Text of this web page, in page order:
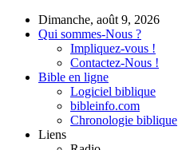
Dimanche, août 9, 2026
Qui sommes-Nous ?
Impliquez-vous !
Contactez-Nous !
Bible en ligne
Logiciel biblique
bibleinfo.com
Chronologie biblique
Liens